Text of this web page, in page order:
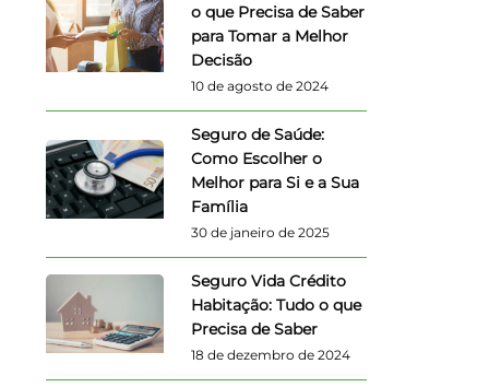
o que Precisa de Saber
para Tomar a Melhor
Decisão
10 de agosto de 2024
Seguro de Saúde:
Como Escolher o
Melhor para Si e a Sua
Família
30 de janeiro de 2025
Seguro Vida Crédito
Habitação: Tudo o que
Precisa de Saber
18 de dezembro de 2024